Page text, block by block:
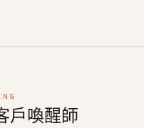
戶喚醒師